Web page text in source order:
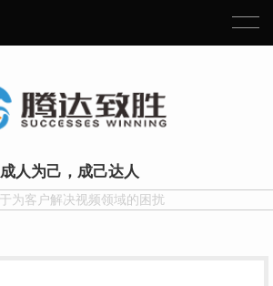
成人为己，成己达人
为客户解决视频领域的困扰